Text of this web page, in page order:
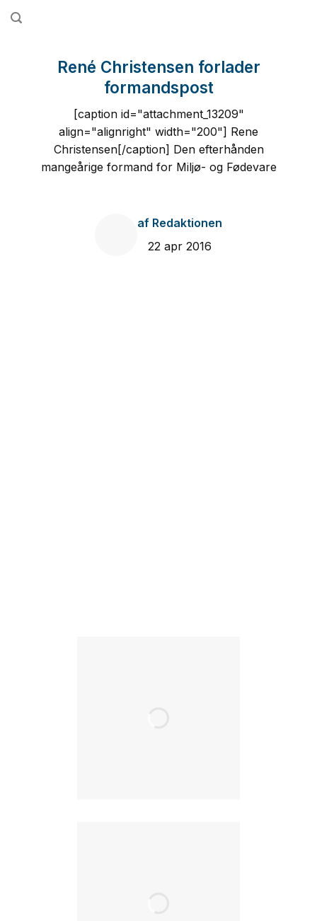
Fortsæt
René Christensen forlader
formandspost
[caption id="attachment_13209"
align="alignright" width="200"] Rene
Christensen[/caption] Den efterhånden
mangeårige formand for Miljø- og Fødevare
af Redaktionen
22 apr 2016